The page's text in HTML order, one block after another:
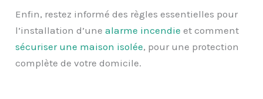
Enfin, restez informé des règles essentielles pour
l’installation d’unealarme incendie et comment
sécuriser une maison isolée, pour une protection
complète de votre domicile.